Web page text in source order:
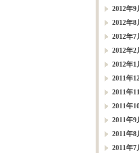
2012年9
2012年8
2012年7
2012年2
2012年1
2011年
2011年
2011年
2011年9
2011年8
2011年7